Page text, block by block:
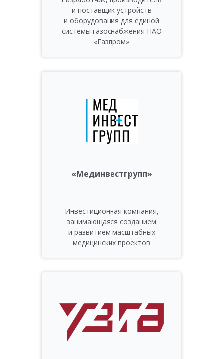
и поставщик устройств
и оборудования для единой
системы газоснабжения ПАО
«Газпром»
«Мединвестгрупп»
Инвестиционная компания,
занимающаяся созданием
и развитием масштабных
медицинских проектов